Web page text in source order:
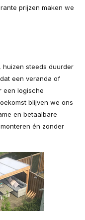
prijzen maken we
huizen steeds duurder
een veranda of
een logische
blijven we ons
en betaalbare
én zonder